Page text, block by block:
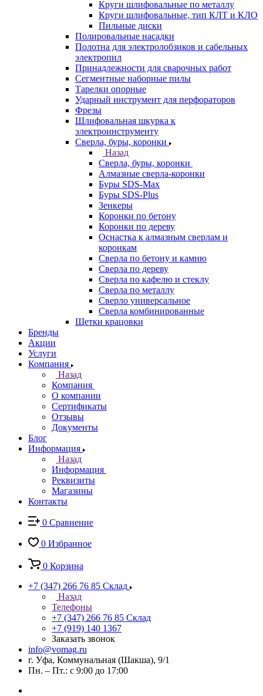
Круги шлифовальные по металлу
Круги шлифовальные, тип КЛТ и КЛО
Пильные диски
Полировальные насадки
Полотна для электролобзиков и сабельных
электропил
Принадлежности для сварочных работ
Сегментные наборные пилы
Тарелки опорные
Ударный инструмент для перфораторов
Фрезы
Шлифовальная шкурка к
электроинструменту
Сверла, буры, коронки
Назад
Сверла, буры, коронки
Алмазные сверла-коронки
Буры SDS-Max
Буры SDS-Plus
Зенкеры
Коронки по бетону
Коронки по дереву
Оснастка к алмазным сверлам и
коронкам
Сверла по бетону и камню
Сверла по дереву
Сверла по кафелю и стеклу
Сверла по металлу
Сверло универсальное
Сверла комбинированные
Щетки крацовки
Бренды
Акции
Услуги
Компания
Назад
Компания
О компании
Сертификаты
Отзывы
Документы
Блог
Информация
Назад
Информация
Реквизиты
Магазины
Контакты
0 Сравнение
0 Избранное
0 Корзина
+7 (347) 266 76 85 Склад
Назад
Телефоны
+7 (347) 266 76 85 Склад
+7 (919) 140 1367
Заказать звонок
info@vomag.ru
г. Уфа, Коммунальная (Шакша), 9/1
Пн. – Пт.: с 9:00 до 17:00